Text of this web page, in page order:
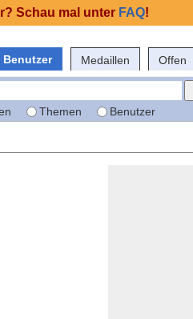
Benutzer Medaillen Offen
Themen Benutzer
Schau mal unter FAQ!